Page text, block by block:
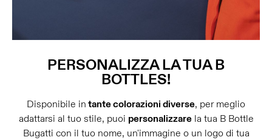
PERSONALIZZA LA TUA B
BOTTLES!
Disponibile in tante colorazioni diverse, per meglio
adattarsi al tuo stile, puoi personalizzarela tua B Bottle
Bugatti con il tuo nome, un'immagine o un logo di tua